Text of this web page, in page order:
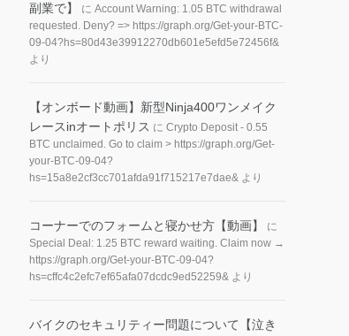
副業で】
に Account Warning: 1.05 BTC withdrawal
requested. Deny? => https://graph.org/Get-your-BTC-
09-04?hs=80d43e39912270db601e5efd5e72456f&
より
【オンボード動画】新型Ninja400ワンメイク
レースinオートポリス に Crypto Deposit - 0.55
BTC unclaimed. Go to claim > https://graph.org/Get-
your-BTC-09-04?
hs=15a8e2cf3cc701afda91f715217e7dae& より
コーナーでのフォームと寝かせ方【動画】
に
Special Deal: 1.25 BTC reward waiting. Claim now →
https://graph.org/Get-your-BTC-09-04?
hs=cffc4c2efc7ef65afa07dcdc9ed52259& より
バイクのセキュリティー問題について【泣き